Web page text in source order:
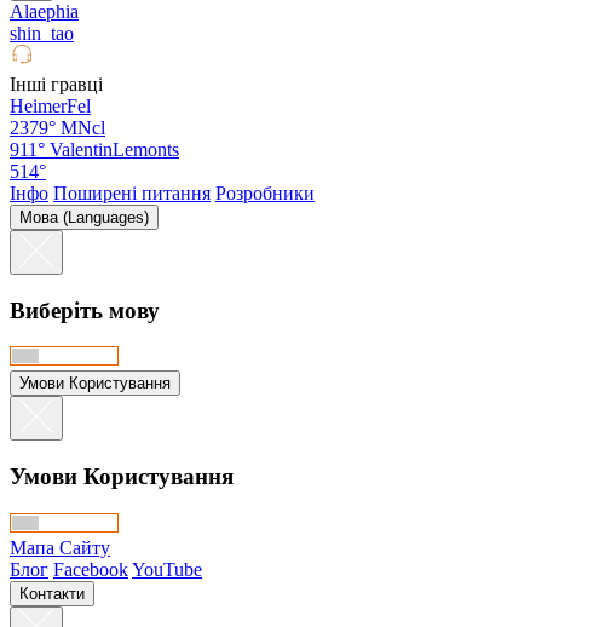
Alaephia
shin_tao
Інші гравці
HeimerFel
2379° MNcl
911° ValentinLemonts
514°
Інфо Поширені питання Розробники
Мова (Languages)
Виберіть мову
Умови Користування
Умови Користування
Мапа Сайту
Блог FacebookYouTube
Контакти